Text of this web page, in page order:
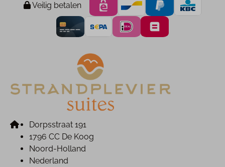
Veilig betalen
Dorpsstraat 191
1796 CC De Koog
Noord-Holland
Nederland